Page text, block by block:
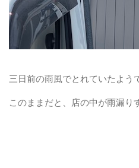
三日前の雨風でとれていたよう
このままだと、店の中が雨漏り